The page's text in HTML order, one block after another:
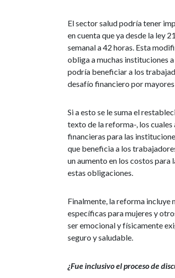
El sector salud podría tener
en cuenta que ya desde la ley
semanal a 42 horas. Esta
obliga a muchas instituciones
podría beneficiar a los
desafío financiero por
Si a esto se le suma el
texto de la reforma-, los cuales
financieras para las
que beneficia a los
un aumento en los costos
estas obligaciones.
Finalmente, la reforma incluye
específicas para mujeres y
ser emocional y físicamente
seguro y saludable.
¿Fue inclusivo el proceso de